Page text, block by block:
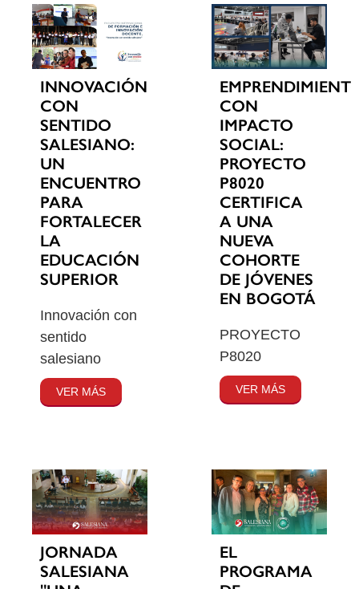
INNOVACIÓN
CON
SENTIDO
SALESIANO:
UN
ENCUENTRO
PARA
FORTALECER
LA
EDUCACIÓN
SUPERIOR
Innovación con
sentido
salesiano
VER MÁS
CON
IMPACTO
SOCIAL:
PROYECTO
P8020
CERTIFICA
A UNA
NUEVA
COHORTE
DE JÓVENES
EN BOGOTÁ
PROYECTO
P8020
VER MÁS
JORNADA
SALESIANA
EL
PROGRAMA